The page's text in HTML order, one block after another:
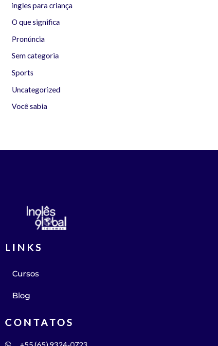
ingles para criança
O que significa
Pronúncia
Sem categoria
Sports
Uncategorized
Você sabia
LINKS
Cursos
Blog
CONTATOS